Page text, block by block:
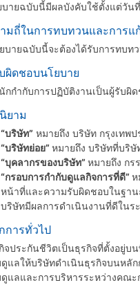
ายฉบับนี้มีผลบังคับใช้ตั้งแต่วัน
มถี่ในการทบทวนและการแ
ายฉบับนี้จะต้องได้รับการทบทว
ผิดชอบนโยบาย
กำกับการปฏิบัติงานเป็นผู้รับผิ
ยาม
“บริษัท” หมายถึง บริษัท กรุงเทพ
“บริษัทย่อย” หมายถึง บริษัทที่บริษั
“บุคลากรของบริษัท” หมายถึง กร
“กรอบการกํากับดูแลกิจการที่ดี” ห
หน้าที่และความรับผิดชอบในฐาน
บริษัทมีผลการดําเนินงานที่ดีในร
การทั่วไป
ประกันชีวิตเป็นธุรกิจที่ตั้งอยู่บน
ดูแลให้บริษัทดําเนินธุรกิจบนหลั
แลและการบริหารระหว่างคณะ